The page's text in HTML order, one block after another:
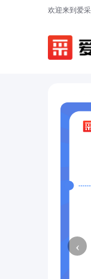
欢迎来到爱
‹